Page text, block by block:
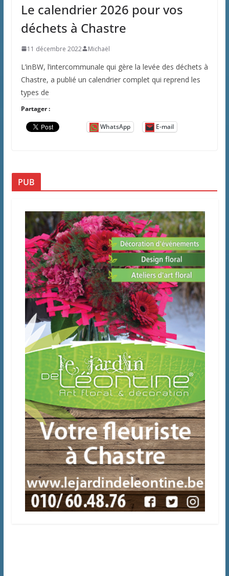
Le calendrier 2026 pour vos
déchets à Chastre
11 décembre 2022 Michaël
L’inBW, l’intercommunale qui gère la levée des déchets à
Chastre, a publié un calendrier complet qui reprend les
types de
Partager :
WhatsApp E-mail
PUB